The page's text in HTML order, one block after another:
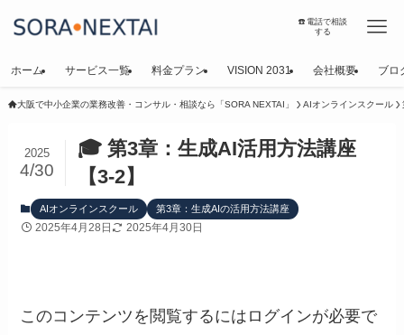
☎️電話で相談
する
ホーム サービス一覧 料金プラン VISION 2031 会社概要 ブロ
大阪で中小企業の業務改善・コンサル・相談なら「SORA NEXTAI」 AIオンラインスクール
🎓 第3章：生成AI活用方法講座
【3-2】
2025
4/30
AIオンラインスクール 第3章：生成AIの活用方法講座
2025年4月28日 2025年4月30日
このコンテンツを閲覧するにはログインが必要で